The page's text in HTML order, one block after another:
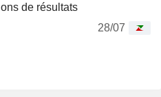
de résultats
28/07